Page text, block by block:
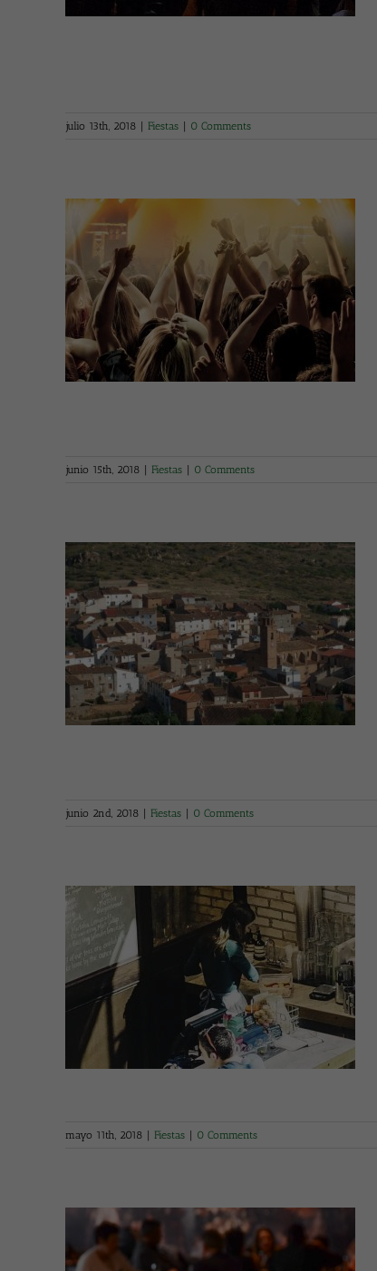
julio 13th, 2018 Fiestas 0 Comments
junio 15th, 2018 Fiestas 0 Comments
junio 2nd, 2018 Fiestas 0 Comments
mayo 11th, 2018 Fiestas 0 Comments